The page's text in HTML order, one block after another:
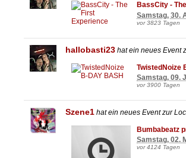
BassCity -
Samstag, 30.
vor 3823 Tagen
hallobasti23 hat ein neues Event
TwistedNoize
Samstag, 09.
vor 3900 Tagen
Szene1 hat ein neues Event zur
Bumbabeatz
Samstag, 02.
vor 4124 Tagen